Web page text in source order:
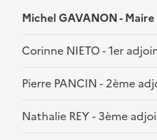
Michel GAVANON - Maire
Corinne NIETO - 1er
Pierre PANCIN - 2ème
Nathalie REY - 3ème